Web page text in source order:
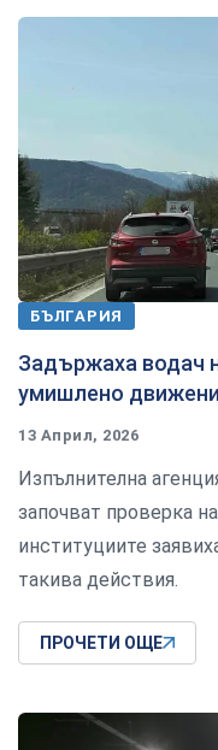
БЪЛГАРИЯ
Задържаха водач
умишлено
13 Април, 2026
Изпълнителна
започват проверка
институциите
такива действия.
ПРОЧЕТИ ОЩЕ